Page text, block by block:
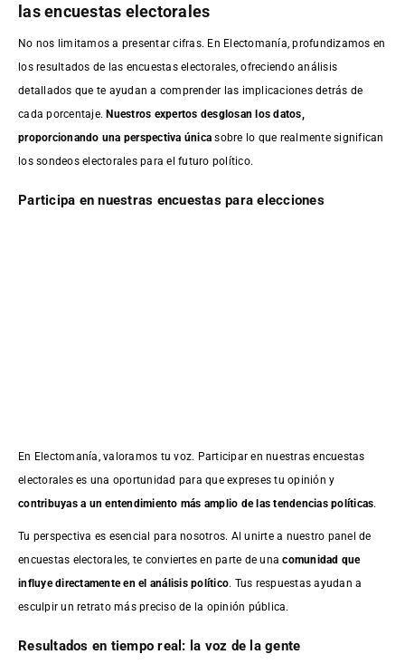
las encuestas electorales
No nos limitamos a presentar cifras. En Electomanía, profundizamos en
los resultados de las encuestas electorales, ofreciendo análisis
detallados que te ayudan a comprender las implicaciones detrás de
cada porcentaje.Nuestros expertos desglosan los datos,
proporcionando una perspectiva única sobre lo que realmente significan
los sondeos electorales para el futuro político.
Participa en nuestras encuestas para elecciones
En Electomanía, valoramos tu voz. Participar en nuestras encuestas
electorales es una oportunidad para que expreses tu opinión y
contribuyas a un entendimiento más amplio de las tendencias políticas.
Tu perspectiva es esencial para nosotros. Al unirte a nuestro panel de
encuestas electorales, te conviertes en parte de unacomunidad que
influye directamente en el análisis político. Tus respuestas ayudan a
esculpir un retrato más preciso de la opinión pública.
Resultados en tiempo real: la voz de la gente